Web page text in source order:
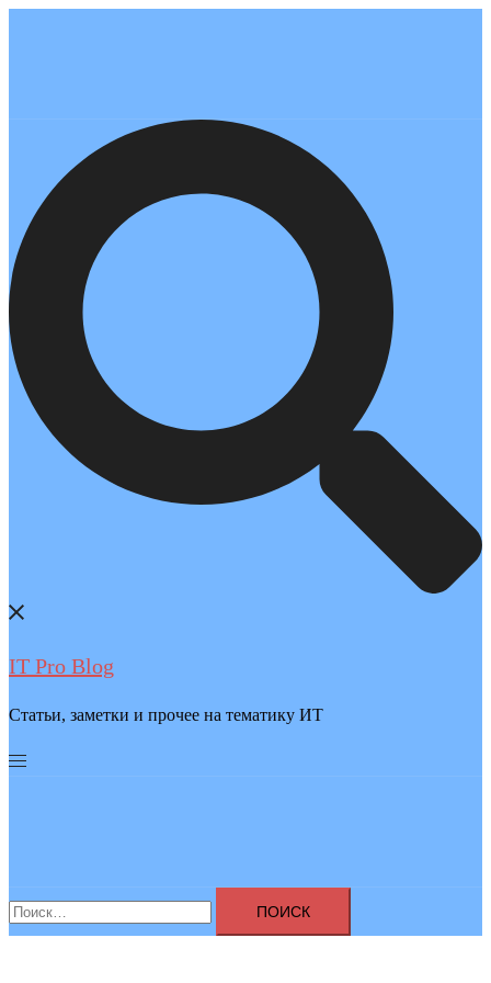
IT Pro Blog
Статьи, заметки и прочее на тематику ИТ
Найти: